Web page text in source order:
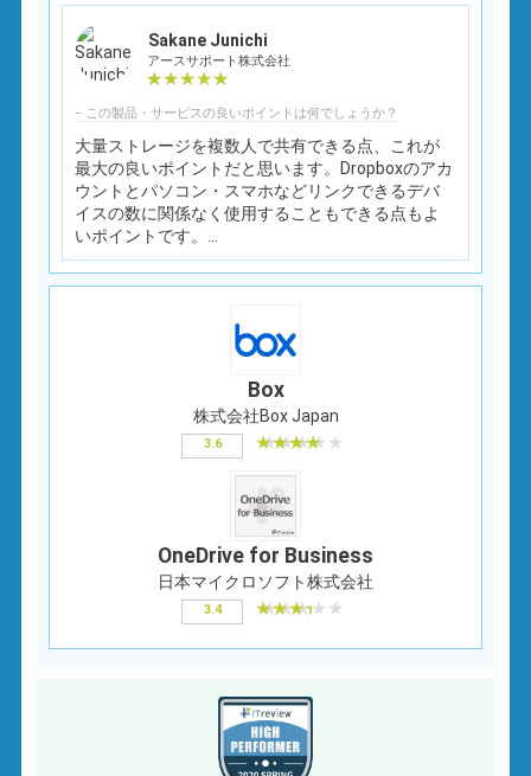
Sakane Junichi
アースサポート株式会社
− この製品・サービスの良いポイントは何でしょうか？
大量ストレージを複数人で共有できる点、これが
最大の良いポイントだと思います。Dropboxのアカ
ウントとパソコン・スマホなどリンクできるデバ
イスの数に関係なく使用することもできる点もよ
いポイントです。...
Box
株式会社Box Japan
3.6
OneDrive for Business
日本マイクロソフト株式会社
3.4